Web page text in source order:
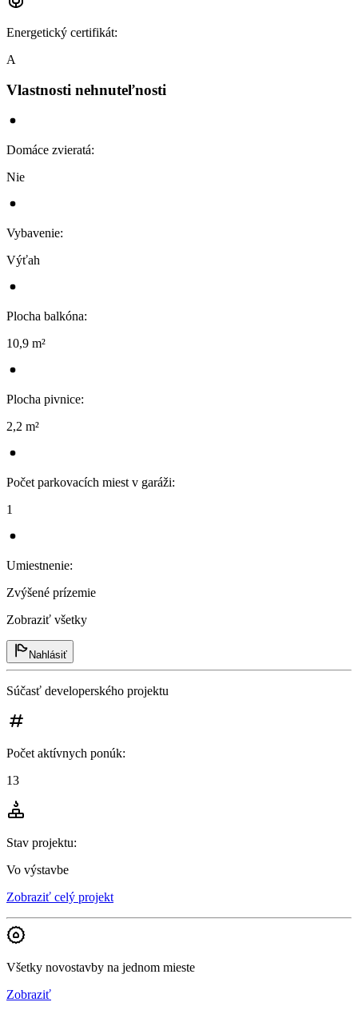
Energetický certifikát:
A
Vlastnosti nehnuteľnosti
Domáce zvieratá:
Nie
Vybavenie:
Výťah
Plocha balkóna:
10,9 m²
Plocha pivnice:
2,2 m²
Počet parkovacích miest v garáži:
1
Umiestnenie:
Zvýšené prízemie
Zobraziť všetky
Nahlásiť
Súčasť developerského projektu
Počet aktívnych ponúk:
13
Stav projektu:
Vo výstavbe
Zobraziť celý projekt
Všetky novostavby na jednom mieste
Zobraziť